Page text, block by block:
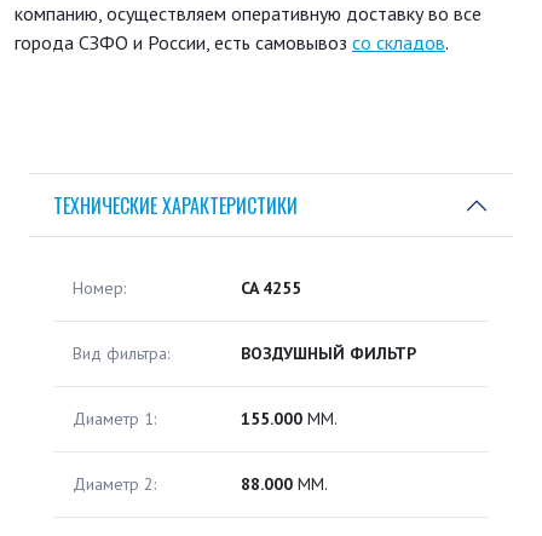
компанию, осуществляем оперативную доставку во все
города СЗФО и России, есть самовывоз со складов.
ТЕХНИЧЕСКИЕ ХАРАКТЕРИСТИКИ
Номер: CA 4255
Вид фильтра: ВОЗДУШНЫЙ ФИЛЬТР
Диаметр 1: 155.000 ММ.
Диаметр 2: 88.000 ММ.